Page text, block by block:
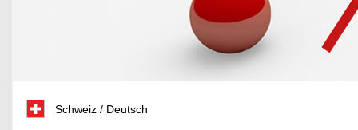
Schweiz / Deutsch